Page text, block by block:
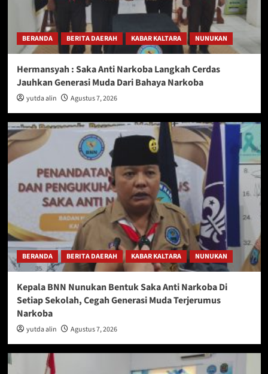
BERANDA BERITA DAERAH KABAR KALTARA NUNUKAN
Hermansyah : Saka Anti Narkoba Langkah Cerdas
Jauhkan Generasi Muda Dari Bahaya Narkoba
yutda alin Agustus 7, 2026
BERANDA BERITA DAERAH KABAR KALTARA NUNUKAN
Kepala BNN Nunukan Bentuk Saka Anti Narkoba Di
Setiap Sekolah, Cegah Generasi Muda Terjerumus
Narkoba
yutda alin Agustus 7, 2026